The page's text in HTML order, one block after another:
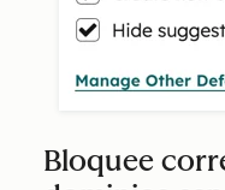
Bloquee